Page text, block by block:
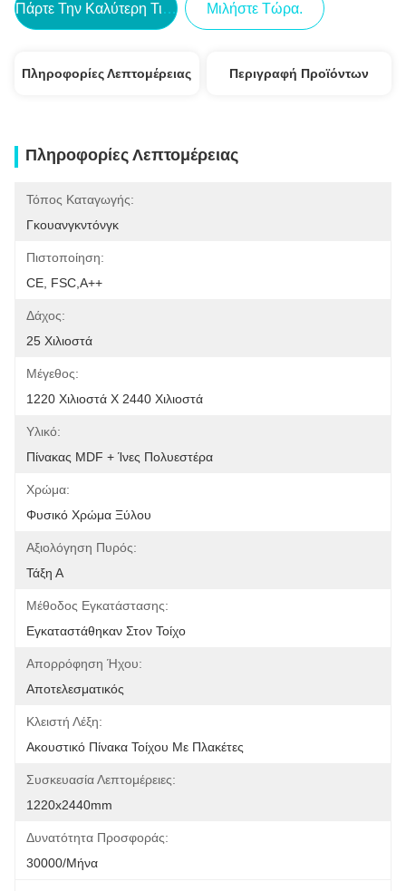
Πάρτε Την Καλύτερη Τιμή Μιλήστε Τώρα.
Πληροφορίες Λεπτομέρειας Περιγραφή Προϊόντων
Πληροφορίες Λεπτομέρειας
Τόπος Καταγωγής:
Γκουανγκντόνγκ
Πιστοποίηση:
CE, FSC,A++
Δάχος:
25 Χιλιοστά
Μέγεθος:
1220 Χιλιοστά X 2440 Χιλιοστά
Υλικό:
Πίνακας MDF + Ίνες Πολυεστέρα
Χρώμα:
Φυσικό Χρώμα Ξύλου
Αξιολόγηση Πυρός:
Τάξη Α
Μέθοδος Εγκατάστασης:
Εγκαταστάθηκαν Στον Τοίχο
Απορρόφηση Ήχου:
Αποτελεσματικός
Κλειστή Λέξη:
Ακουστικό Πίνακα Τοίχου Με Πλακέτες
Συσκευασία Λεπτομέρειες:
1220x2440mm
Δυνατότητα Προσφοράς:
30000/μήνα